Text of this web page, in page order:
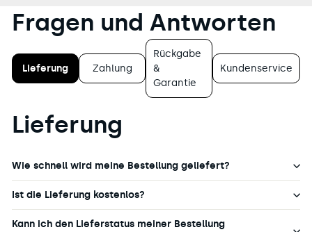
Fragen und Antworten
Lieferung Zahlung
Rückgabe
&
Garantie
Kundenservice
Lieferung
Wie schnell wird meine Bestellung geliefert?
Ist die Lieferung kostenlos?
Kann ich den Lieferstatus meiner Bestellung